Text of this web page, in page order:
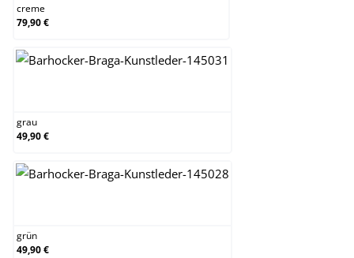
creme
79,90 €
grau
49,90 €
grün
49,90 €